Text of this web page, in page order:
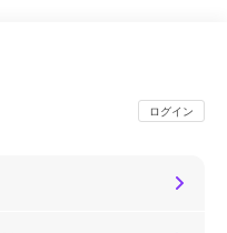
ログイン